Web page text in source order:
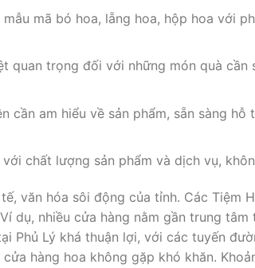
mẫu mã bó hoa, lẵng hoa, hộp hoa với
quan trọng đối với những món quà cần
cần am hiểu về sản phẩm, sẵn sàng hỗ
chất lượng sản phẩm và dịch vụ,
văn hóa sôi động của tỉnh. Các Tiệm
dụ, nhiều cửa hàng nằm gần trung
Phủ Lý khá thuận lợi, với các tuyến
hàng hoa không gặp khó khăn.